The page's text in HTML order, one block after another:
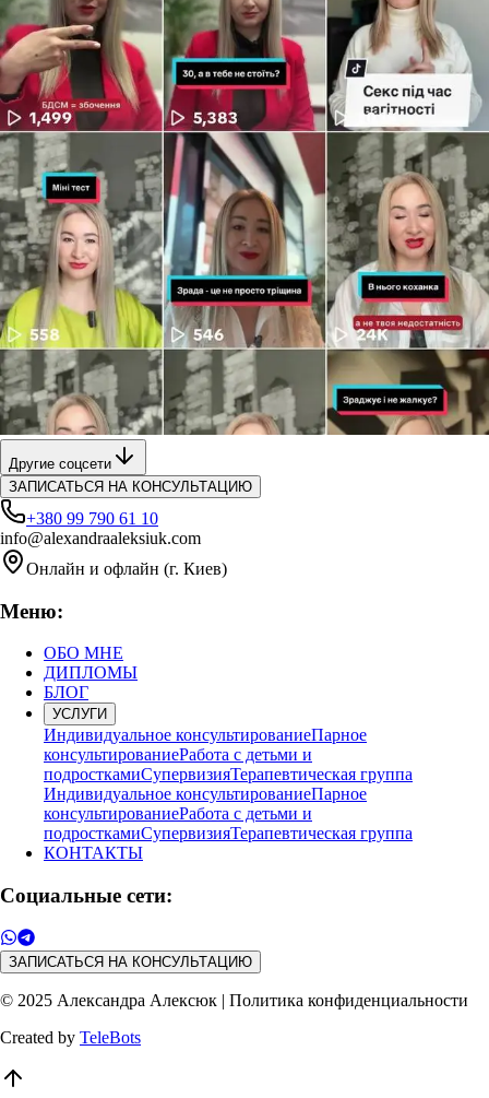
Другие соцсети
ЗАПИСАТЬСЯ НА КОНСУЛЬТАЦИЮ
+380 99 790 61 10
info@alexandraaleksiuk.com
Онлайн и офлайн (г. Киев)
Меню:
ОБО МНЕ
ДИПЛОМЫ
БЛОГ
УСЛУГИ
Индивидуальное консультированиеПарное
консультированиеРабота с детьми и
подросткамиСупервизияТерапевтическая группа
Индивидуальное консультированиеПарное
консультированиеРабота с детьми и
подросткамиСупервизияТерапевтическая группа
КОНТАКТЫ
Социальные сети:
ЗАПИСАТЬСЯ НА КОНСУЛЬТАЦИЮ
© 2025 Александра Алексюк | Политика конфиденциальности
Created by TeleBots